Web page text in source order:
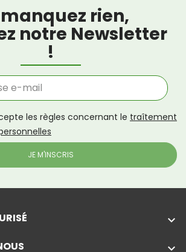
rien,
notre Newsletter
!
les règles concernant le traîtement
keyboard_arrow_down
keyboard_arrow_down